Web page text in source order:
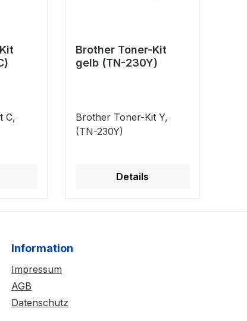
C,
Brother Toner-Kit
gelb (TN-230Y)
Brother Toner-Kit Y,
(TN-230Y)
Details
Information
Impressum
AGB
Datenschutz